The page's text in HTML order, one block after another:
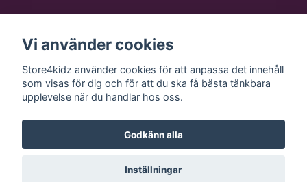
Sociala medier
© 2026 Store4kidzPowered by Quickbutik
Vi använder cookies
Store4kidz använder cookies för att anpassa det innehåll
som visas för dig och för att du ska få bästa tänkbara
upplevelse när du handlar hos oss.
Godkänn alla
Inställningar